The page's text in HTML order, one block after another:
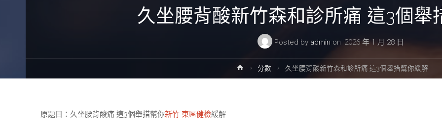
久坐腰背酸新竹森和診所痛 這3個舉
Posted by admin on 2026 年 1 月 28 日
Home分數 久坐腰背酸新竹森和診所痛 這3個舉措幫你緩解
原題目：久坐腰背酸痛 這3個舉措幫你新竹 東區健檢緩解